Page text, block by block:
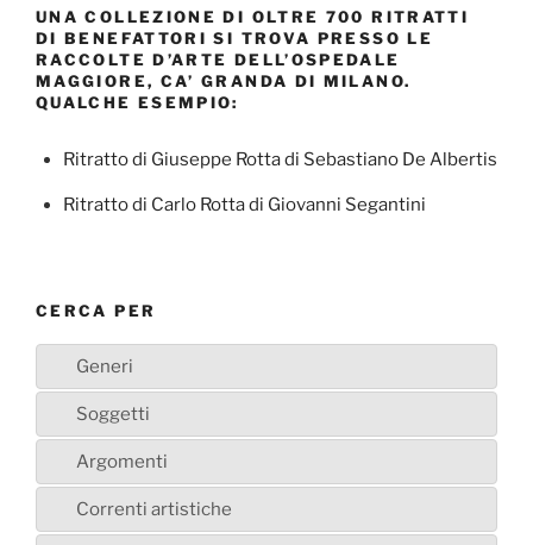
UNA COLLEZIONE DI OLTRE 700 RITRATTI
DI BENEFATTORI SI TROVA PRESSO LE
RACCOLTE D’ARTE DELL’OSPEDALE
MAGGIORE, CA’ GRANDA DI MILANO.
QUALCHE ESEMPIO:
Ritratto di Giuseppe Rotta di Sebastiano De Albertis
Ritratto di Carlo Rotta di Giovanni Segantini
CERCA PER
Generi
Soggetti
Argomenti
Correnti artistiche